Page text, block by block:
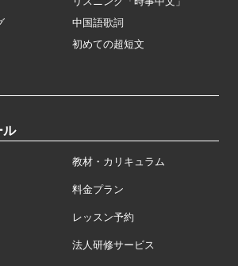
中国語歌詞
初めての超短文
ル
教材・カリキュラム
料金プラン
レッスン予約
法人研修サービス